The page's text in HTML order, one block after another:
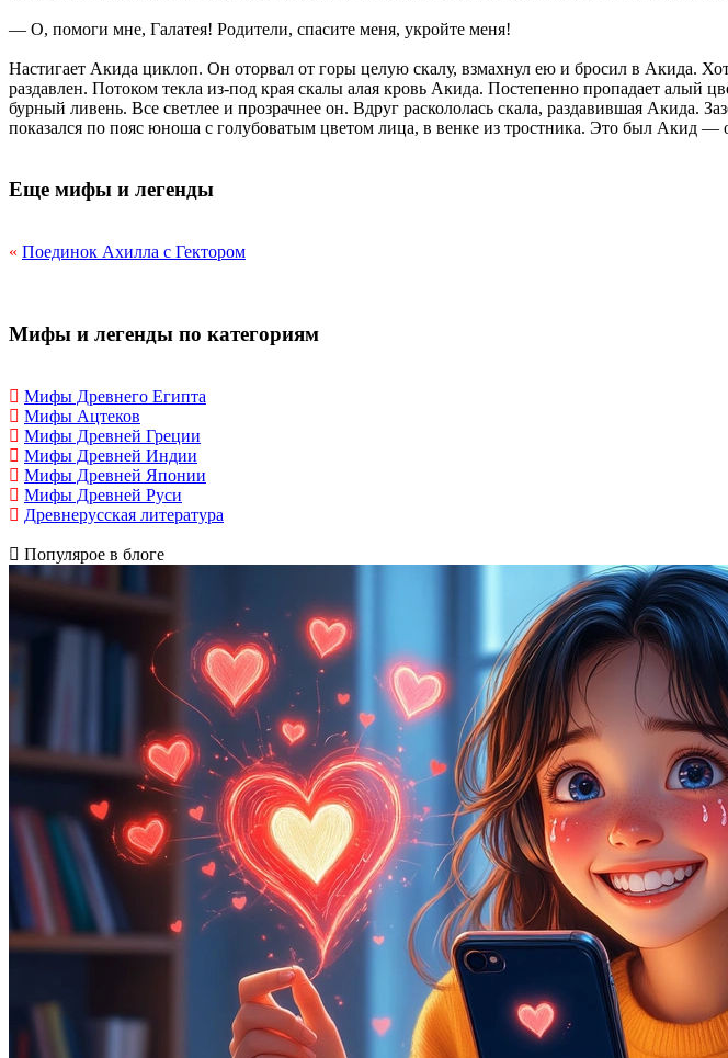
— О, помоги мне, Галатея! Родители, спасите меня, укройте меня!
Настигает Акида циклоп. Он оторвал от горы целую скалу, взмахнул ею и бросил в Акида.
раздавлен. Потоком текла из-под края скалы алая кровь Акида. Постепенно пропадает алый
бурный ливень. Все светлее и прозрачнее он. Вдруг раскололась скала, раздавившая Акида.
показался по пояс юноша с голубоватым цветом лица, в венке из тростника. Это был Акид —
Еще мифы и легенды
« Поединок Ахилла с Гектором
Мифы и легенды по категориям
Мифы Древнего Египта
Мифы Ацтеков
Мифы Древней Греции
Мифы Древней Индии
Мифы Древней Японии
Мифы Древней Руси
Древнерусская литература
Популярое в блоге